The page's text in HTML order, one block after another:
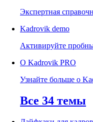
Экспертная
Kadrovik demo
Активируйте
О Kadrovik PRO
Узнайте больше о
Все 34 темы